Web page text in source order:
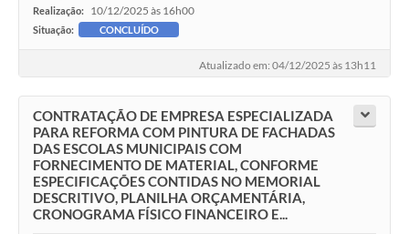
Realização: 10/12/2025 às 16h00
Situação: CONCLUÍDO
Atualizado em: 04/12/2025 às 13h11
CONTRATAÇÃO DE EMPRESA ESPECIALIZADA
PARA REFORMA COM PINTURA DE FACHADAS
DAS ESCOLAS MUNICIPAIS COM
FORNECIMENTO DE MATERIAL, CONFORME
ESPECIFICAÇÕES CONTIDAS NO MEMORIAL
DESCRITIVO, PLANILHA ORÇAMENTÁRIA,
CRONOGRAMA FÍSICO FINANCEIRO E...